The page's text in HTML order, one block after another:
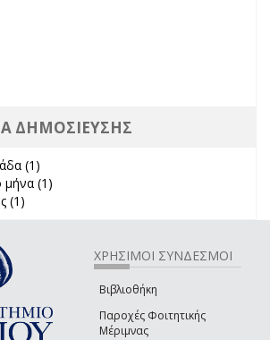
ΔΗΜΟΣΙΕΥΣΗΣ
(1)
(1)
(1)
ΧΡΗΣΙΜΟΙ ΣΥΝΔΕΣΜΟΙ
Βιβλιοθήκη
Παροχές Φοιτητικής
Μέριμνας